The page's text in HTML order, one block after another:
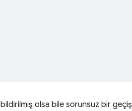
bildirilmiş olsa bile sorunsuz bir geçiş